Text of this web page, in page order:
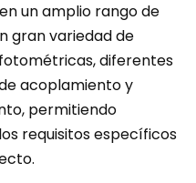
un amplio rango de
gran variedad de
diferentes
acoplamiento y
permitiendo
requisitos específicos